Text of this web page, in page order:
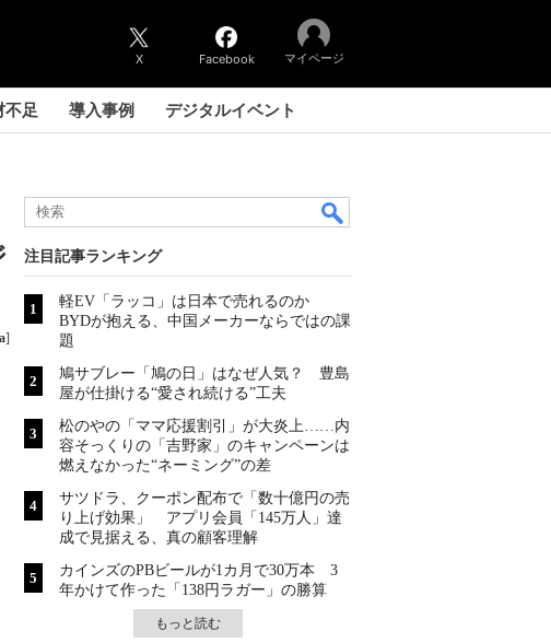
X Facebook マイページ
不足 導入事例 デジタルイベント
]
注目記事ランキング
軽EV「ラッコ」は日本で売れるのか
BYDが抱える、中国メーカーならではの課
題
鳩サブレー「鳩の日」はなぜ人気？ 豊島
屋が仕掛ける“愛され続ける”工夫
松のやの「ママ応援割引」が大炎上……内
容そっくりの「吉野家」のキャンペーンは
燃えなかった“ネーミング”の差
サツドラ、クーポン配布で「数十億円の売
り上げ効果」 アプリ会員「145万人」達
成で見据える、真の顧客理解
カインズのPBビールが1カ月で30万本 3
年かけて作った「138円ラガー」の勝算
もっと読む